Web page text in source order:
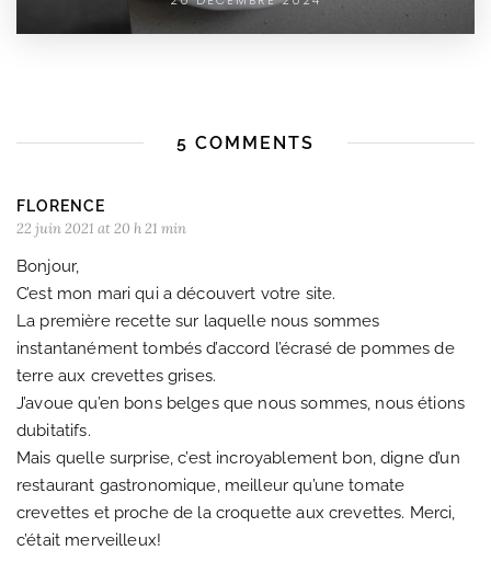
5 COMMENTS
FLORENCE
22 juin 2021 at 20 h 21 min
Bonjour,
C’est mon mari qui a découvert votre site.
La première recette sur laquelle nous sommes
instantanément tombés d’accord l’écrasé de pommes de
terre aux crevettes grises.
J’avoue qu’en bons belges que nous sommes, nous étions
dubitatifs.
Mais quelle surprise, c’est incroyablement bon, digne d’un
restaurant gastronomique, meilleur qu’une tomate
crevettes et proche de la croquette aux crevettes. Merci,
c’était merveilleux!